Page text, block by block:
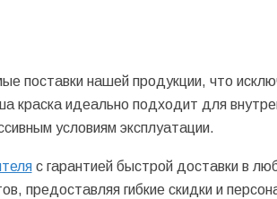
поставки нашей продукции, что
краска идеально подходит для
условиям эксплуатации.
с гарантией быстрой доставки в
предоставляя гибкие скидки и